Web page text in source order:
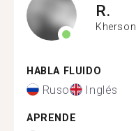
R.
Kherson
HABLA FLUIDO
Ruso Inglés
APRENDE